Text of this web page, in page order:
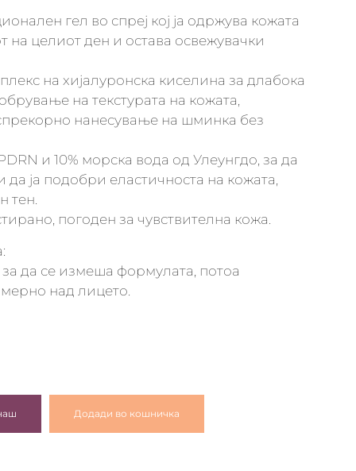
гел во спреј кој ја одржува кожата
на целиот ден и остава освежувачки
на хијалуронска киселина за длабока
на текстурата на кожата,
нанесување на шминка без
и 10% морска вода од Улеунгдо, за да
да ја подобри еластичноста на кожата,
тен.
погоден за чувствителна кожа.
да се измеша формулата, потоа
над лицето.
Додади во кошничка